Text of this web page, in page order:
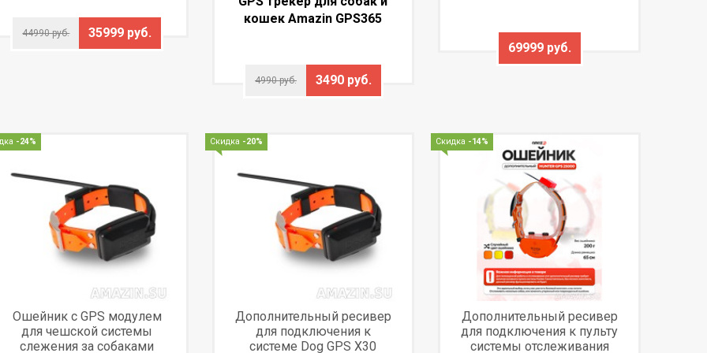
44990 руб. 35999 руб.
кошек Amazin GPS365
4990 руб. 3490 руб.
69999 руб.
-24%
Ошейник с GPS модулем
для чешской системы
слежения за собаками
Скидка -20%
Дополнительный ресивер
для подключения к
системе Dog GPS X30
Скидка -14%
Дополнительный ресивер
для подключения к пульту
системы отслеживания